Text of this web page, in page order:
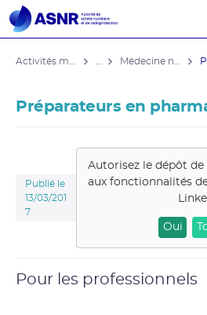
Préparateurs en
Publié le
13/03/201
7
Autorisez le dépôt
aux fonctionnalités
Oui
Pour les professionnels